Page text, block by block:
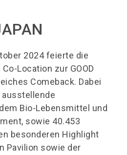
2024 feierte die
Co-Location zur GOOD
Comeback. Dabei
Bio-Lebensmittel und
sowie 40.453
besonderen Highlight
Pavilion sowie der